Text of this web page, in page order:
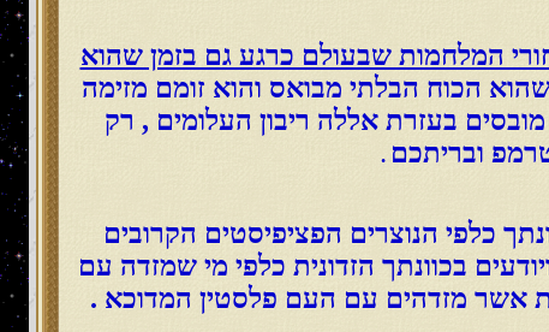
המלחמות שבעולם כרגע גם בזמן שהוא
הכוח הבלתי מבואס והוא זומם מזימה
בעזרת אללה ריבון העלומים , רק
ובריתכם .
כלפי הנוצרים הפציפיסטים הקרובים
בכוונתך הזדונית כלפי מי שמזדה עם
אשר מזדהים עם העם פלסטין המדוכא .